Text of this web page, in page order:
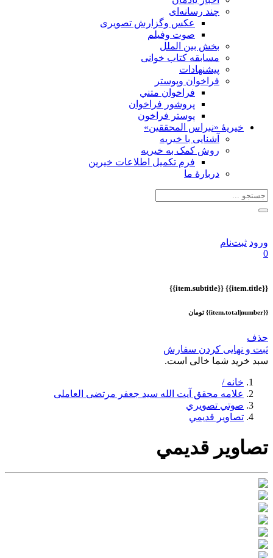
چند رسانه‌ای
عکس وگزارش تصویری
صوت وفيلم
بخش بين الملل
مسابقه کتاب خوانی
پیشنهادات
فراخوان‌ وپوستر
فراخوان متني
پروشور فراخوان
پوستر فراخون
خيريهٔ «نبراس المحققين»
آشنایی با خیریه
روش کمک به خیریه
فرم تکمیل اطلاعات خیرین
دربارهٔ ما
ورود ثبت‌نام
0
{{item.title}}
{{item.subtitle}}
{{item.total|number}} تومان
حذف
ثبت و نهایی کردن سفارش
سبد خرید شما خالی است.
خانه /
علامه محقق آیت الله سید جعفر مرتضی العاملی
صوتي تصويري
تصاویر قديمي
تصاویر قديمي